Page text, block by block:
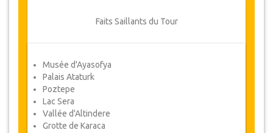
électronique.
50% du prix total.
Les annulations faites moins d'un jour à
l'avance ne sont pas remboursables.
De temps en temps, JazicoWorld peut
avoir besoin de modifier les termes de
Faits Saillants du Tour
Musée d'Ayasofya
Palais Ataturk
Poztepe
Lac Sera
Vallée d'Altindere
Grotte de Karaca